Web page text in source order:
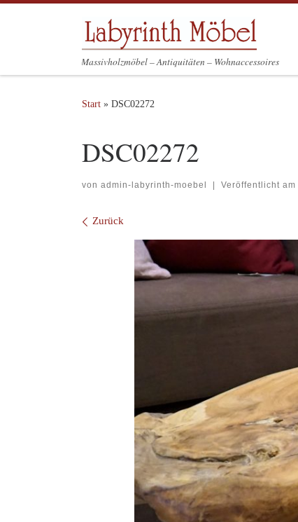
Zum Inhalt springen
Massivholzmöbel – Antiquitäten – Wohnaccessoires
Start » DSC02272
DSC02272
von admin-labyrinth-moebel Veröffentlicht am
Bilder Navigation
Zurück